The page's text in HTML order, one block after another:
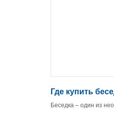
Где купить
Беседка – один из